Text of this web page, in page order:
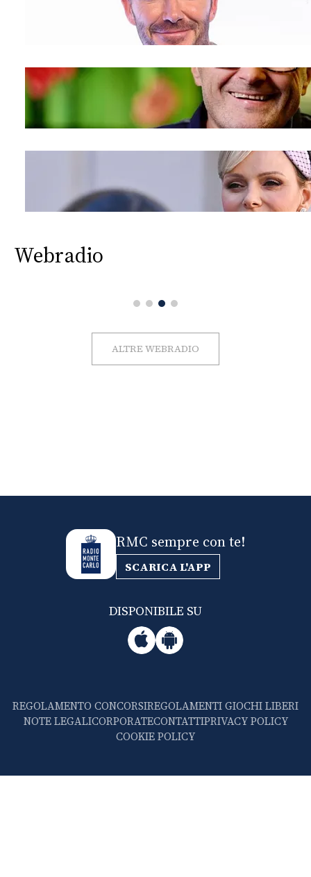
Webradio
ALTRE WEBRADIO
RMC sempre con te!
SCARICA L'APP
DISPONIBILE SU
REGOLAMENTO CONCORSIREGOLAMENTI GIOCHI LIBERI
NOTE LEGALICORPORATECONTATTIPRIVACY POLICY
COOKIE POLICY